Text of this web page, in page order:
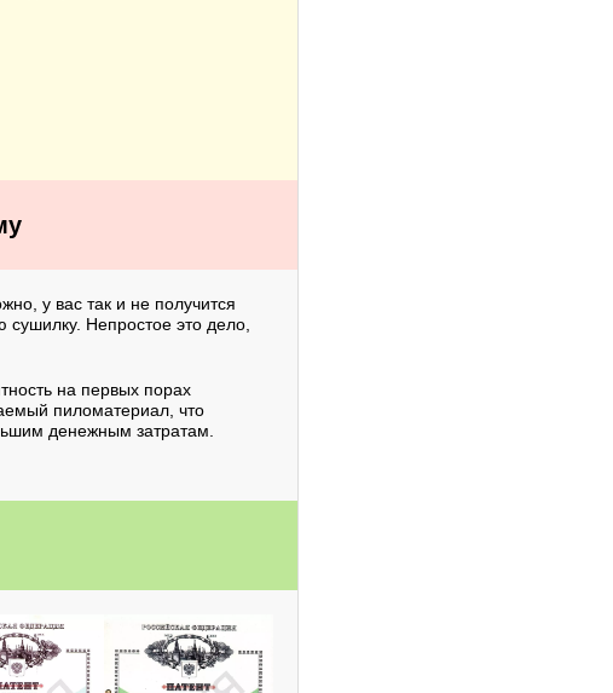
у вас так и не получится
сушилку. Непростое это дело,
на первых порах
пиломатериал, что
денежным затратам.